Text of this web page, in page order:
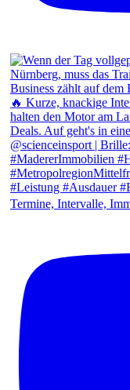
Termine, Intervalle,